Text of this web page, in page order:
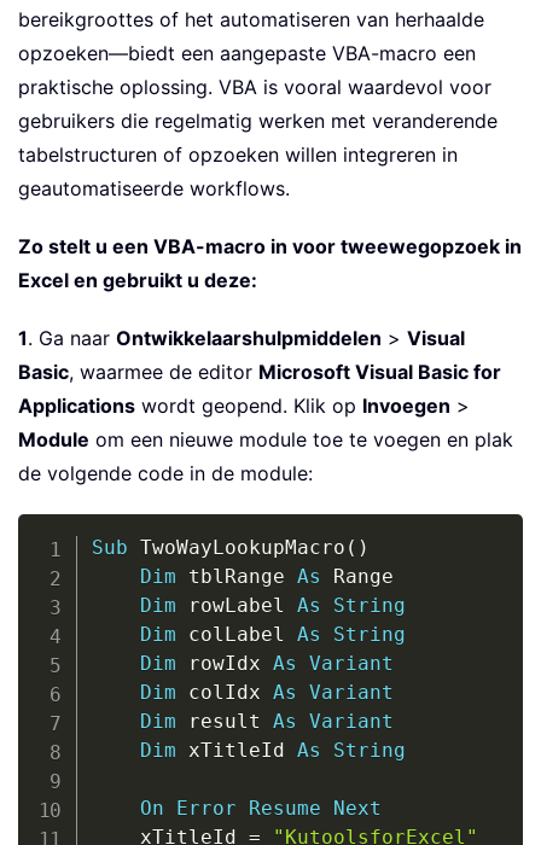
bereikgroottes of het automatiseren van herhaalde
opzoeken—biedt een aangepaste VBA-macro een
praktische oplossing. VBA is vooral waardevol voor
gebruikers die regelmatig werken met veranderende
tabelstructuren of opzoeken willen integreren in
geautomatiseerde workflows.
Zo stelt u een VBA-macro in voor tweewegopzoek in
Excel en gebruikt u deze:
1. Ga naar Ontwikkelaarshulpmiddelen > Visual
Basic, waarmee de editor Microsoft Visual Basic for
Applications wordt geopend. Klik op Invoegen >
Module om een nieuwe module toe te voegen en plak
de volgende code in de module:
Sub TwoWayLookupMacro ( )
Dim tblRange As Range
Dim rowLabel As
String
Dim colLabel As
String
Dim rowIdx As
Variant
Dim colIdx As
Variant
Dim result As
Variant
Dim xTitleId As String
On Error Resume
Next
    xTitleId
= "KutoolsforExcel"